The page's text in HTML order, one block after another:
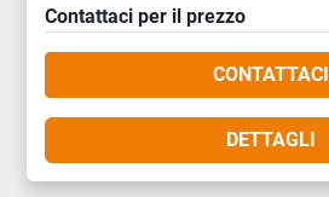
Contattaci per il prezzo
CONTATTACI
DETTAGLI